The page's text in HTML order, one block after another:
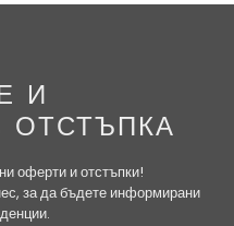
И
ОТСТЪПКА
оферти и отстъпки!
за да бъдете информирани